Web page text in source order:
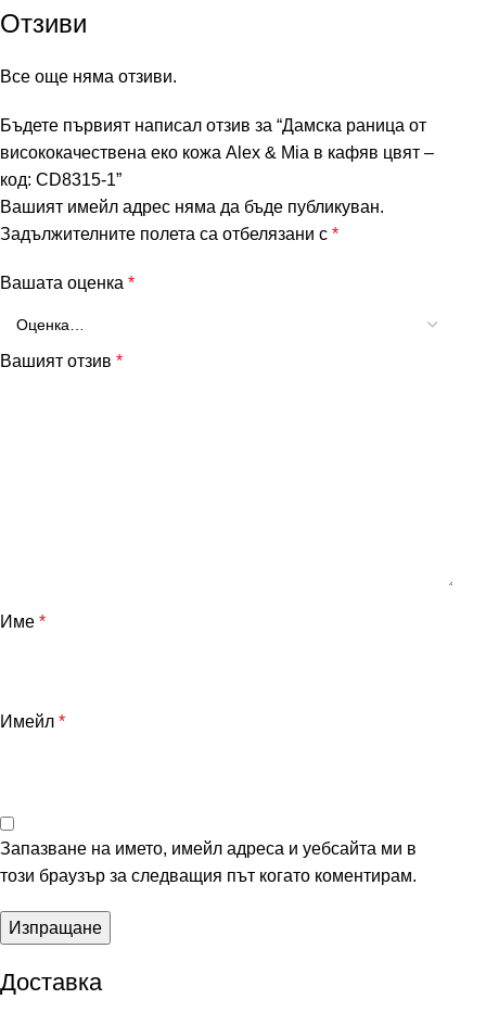
Отзиви
Все още няма отзиви.
Бъдете първият написал отзив за “Дамска раница от
висококачествена еко кожа Alex & Mia в кафяв цвят –
код: СD8315-1”
Вашият имейл адрес няма да бъде публикуван.
Задължителните полета са отбелязани с*
Вашата оценка*
Вашият отзив*
Име*
Имейл*
Запазване на името, имейл адреса и уебсайта ми в
този браузър за следващия път когато коментирам.
Доставка